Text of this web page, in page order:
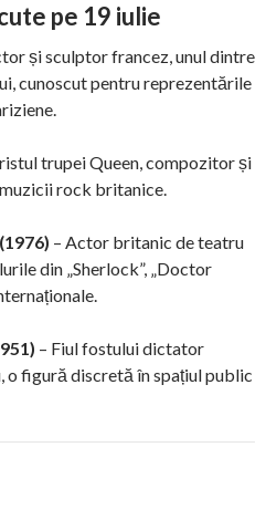
pe 19 iulie
și sculptor francez, unul dintre
cunoscut pentru reprezentările
trupei Queen, compozitor și
rock britanice.
– Actor britanic de teatru
din „Sherlock”, „Doctor
– Fiul fostului dictator
o figură discretă în spațiul public